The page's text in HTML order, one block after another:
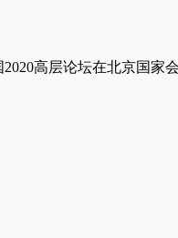
高层论坛在北京国家